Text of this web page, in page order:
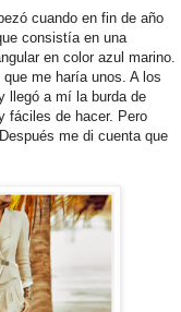
cuando en fin de año
consistía en una
en color azul marino.
me haría unos. A los
llegó a mí la burda de
fáciles de hacer. Pero
me di cuenta que